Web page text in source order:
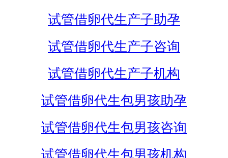
试管借卵代生产子助孕
试管借卵代生产子咨询
试管借卵代生产子机构
试管借卵代生包男孩助孕
试管借卵代生包男孩咨询
试管借卵代生包男孩机构